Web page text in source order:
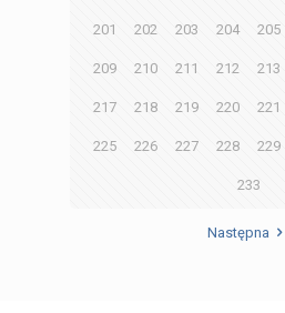
201 202 203 204 205
209 210 211 212 213
217 218 219 220 221
225 226 227 228 229
233
Następna